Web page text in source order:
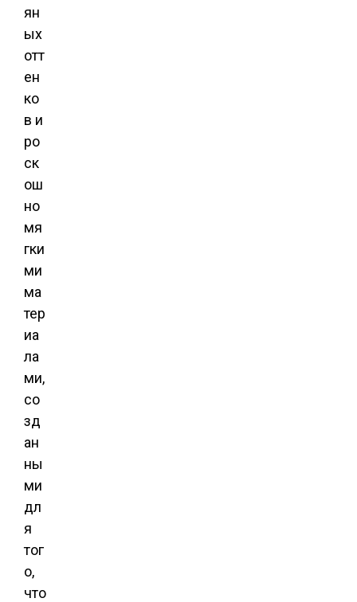
ян
ых
отт
ен
ко
в и
ро
ск
ош
но
мя
гки
ми
ма
тер
иа
ла
ми,
со
зд
ан
ны
ми
дл
я
тог
о,
что